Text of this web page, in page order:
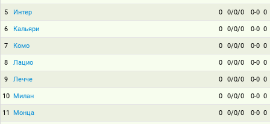
5 Интер 0 0/0/0 0-0 0
6 Кальяри 0 0/0/0 0-0 0
7 Комо 0 0/0/0 0-0 0
8 Лацио 0 0/0/0 0-0 0
9 Лечче 0 0/0/0 0-0 0
10 Милан 0 0/0/0 0-0 0
11 Монца 0 0/0/0 0-0 0